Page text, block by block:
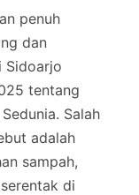
penuh
dan
Sidoarjo
tentang
Salah
adalah
sampah,
di